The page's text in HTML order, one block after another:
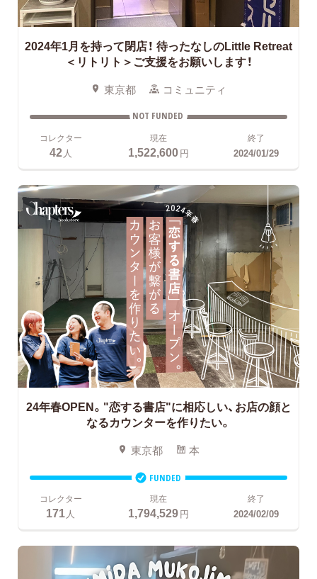
2024年1月を持って閉店！ 待ったなしのLittle Retreat
＜リトリト＞ご支援をお願いします！
東京都 コミュニティ
NOT FUNDED
コレクター
42人
現在
1,522,600円
終了
2024/01/29
24年春OPEN。"恋する書店"に相応しい、お店の顔と
なるカウンターを作りたい。
東京都 本
FUNDED
コレクター
171人
現在
1,794,529円
終了
2024/02/09